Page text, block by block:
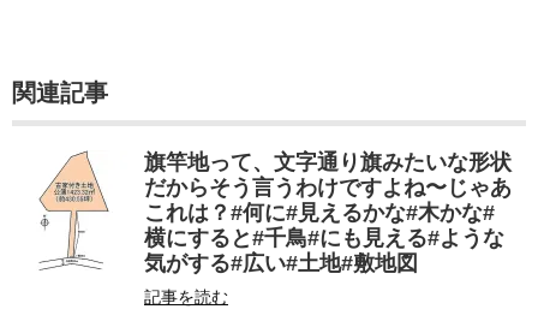
関連記事
旗竿地って、文字通り旗みたいな形状
だからそう言うわけですよね〜じゃあ
これは？#何に#見えるかな#木かな#
横にすると#千鳥#にも見える#ような
気がする#広い#土地#敷地図
記事を読む